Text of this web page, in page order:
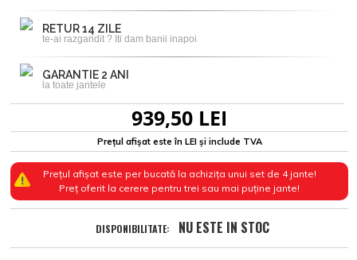
RETUR 14 ZILE
te-ai razgandit ? Iti dam banii inapoi
GARANTIE 2 ANI
la toate jantele
939,50 LEI
Prețul afișat este în LEI și include TVA
Prețul afișat este per bucată la achizița unui set de 4 jante!
Preț oferit la cerere pentru trei sau mai puține jante!
DISPONIBILITATE: NU ESTE IN STOC